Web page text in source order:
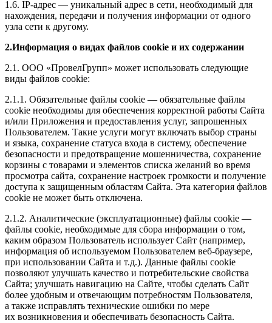
1.6. IP-адрес — уникальный адрес в сети, необходимый для
нахождения, передачи и получения информации от одного
узла сети к другому.
2.Информация о видах файлов cookie и их содержании
2.1. ООО «ПровелГрупп» может использовать следующие
виды файлов cookie:
2.1.1. Обязательные файлы cookie — обязательные файлы
cookie необходимы для обеспечения корректной работы Сайта
и/или Приложения и предоставления услуг, запрошенных
Пользователем. Такие услуги могут включать выбор страны
и языка, сохранение статуса входа в систему, обеспечение
безопасности и предотвращение мошенничества, сохранение
корзины с товарами и элементов списка желаний во время
просмотра сайта, сохранение настроек громкости и получение
доступа к защищенным областям Сайта. Эта категория файлов
cookie не может быть отключена.
2.1.2. Аналитические (эксплуатационные) файлы cookie —
файлы cookie, необходимые для сбора информации о том,
каким образом Пользователь использует Сайт (например,
информация об используемом Пользователем веб-браузере,
при использовании Сайта и т.д.). Данные файлы cookie
позволяют улучшать качество и потребительские свойства
Сайта; улучшать навигацию на Сайте, чтобы сделать Сайт
более удобным и отвечающим потребностям Пользователя,
а также исправлять технические ошибки по мере
их возникновения и обеспечивать безопасность Сайта.